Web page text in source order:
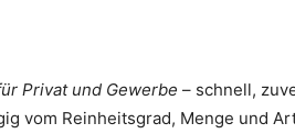
Privat und Gewerbe – schnell,
vom Reinheitsgrad, Menge und